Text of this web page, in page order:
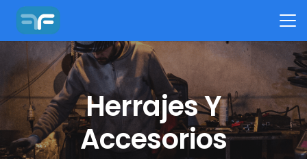
Herrajes Y
Accesorios